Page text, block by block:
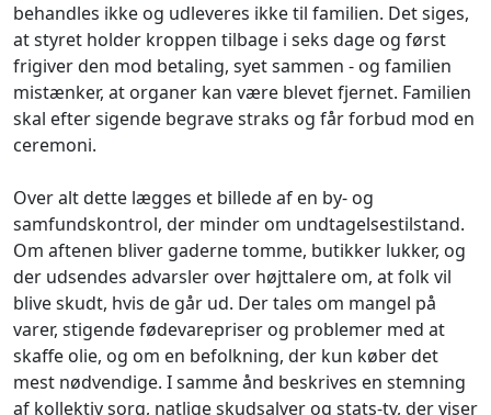
behandles ikke og udleveres ikke til familien. Det siges,
at styret holder kroppen tilbage i seks dage og først
frigiver den mod betaling, syet sammen - og familien
mistænker, at organer kan være blevet fjernet. Familien
skal efter sigende begrave straks og får forbud mod en
ceremoni.
Over alt dette lægges et billede af en by- og
samfundskontrol, der minder om undtagelsestilstand.
Om aftenen bliver gaderne tomme, butikker lukker, og
der udsendes advarsler over højttalere om, at folk vil
blive skudt, hvis de går ud. Der tales om mangel på
varer, stigende fødevarepriser og problemer med at
skaffe olie, og om en befolkning, der kun køber det
mest nødvendige. I samme ånd beskrives en stemning
af kollektiv sorg, natlige skudsalver og stats-tv, der viser